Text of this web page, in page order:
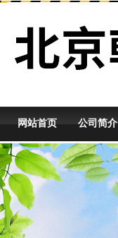
网站首页 公司简介